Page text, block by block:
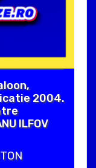
2004.
ILFOV